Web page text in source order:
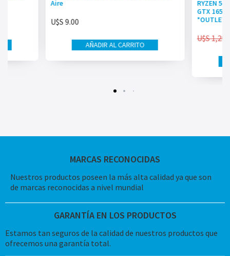
Aire
U$S 9.00
AÑADIR AL CARRITO
RYZEN 5
GTX 1650
*OUTLET
U$S
MARCAS RECONOCIDAS
Nuestros productos poseen la más alta calidad ya que son
de marcas reconocidas a nivel mundial
GARANTÍA EN LOS PRODUCTOS
Estamos tan seguros de la calidad de nuestros productos que
ofrecemos una garantía total.